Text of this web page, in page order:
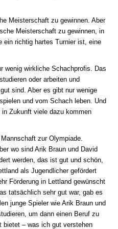
Meisterschaft zu gewinnen. Aber
Meisterschaft zu gewinnen, in
ein richtig hartes Turnier ist, eine
wenig wirkliche Schachprofis. Das
oder arbeiten und
sind. Aber es gibt nur wenige
und vom Schach leben. Und
Zukunft viele dazu kommen
zur Olympiade.
wo sind Arik Braun und David
werden, das ist gut und schön,
als Jugendlicher gefördert
Förderung in Lettland gewünscht
tatsächlich sehr gut war, gab es
junge Spieler wie Arik Braun und
um dann einen Beruf zu
bietet – was ich gut verstehen